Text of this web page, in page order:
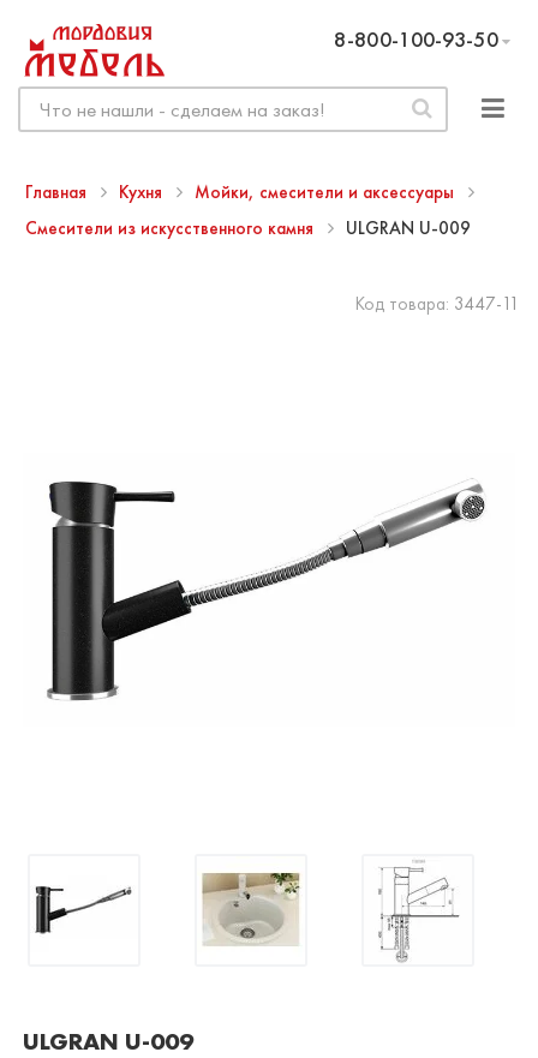
8-800-100-93-50
Главная Кухня
Мойки, смесители и аксессуары
Смесители из искусственного камня
ULGRAN U-009
Код товара: 3447-11
ULGRAN U-009